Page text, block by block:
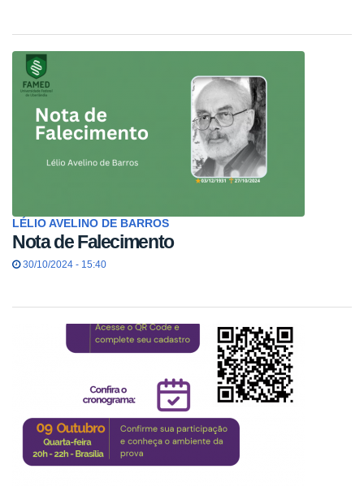
LÉLIO AVELINO DE BARROS
Nota de Falecimento
30/10/2024 - 15:40